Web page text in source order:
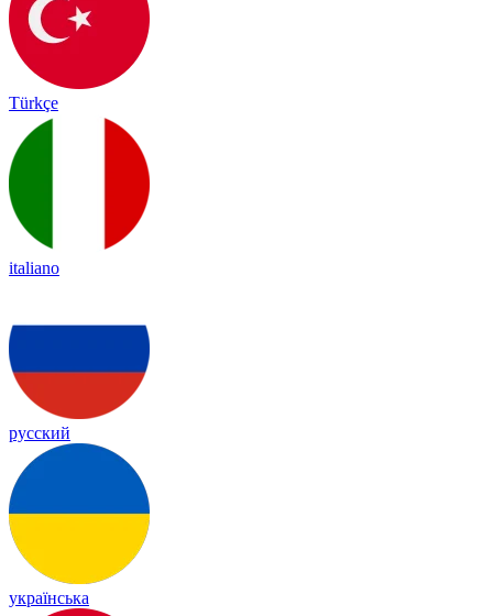
Türkçe
italiano
русский
українська